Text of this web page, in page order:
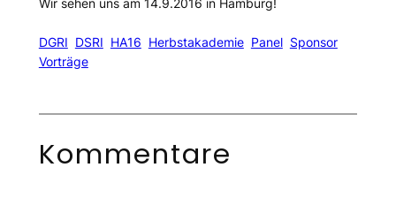
DGRI DSRI HA16 Herbstakademie Panel Sponsor
Vorträge
Kommentare